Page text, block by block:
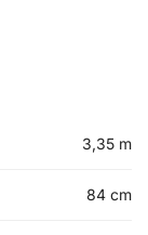
3,35 m
84 cm